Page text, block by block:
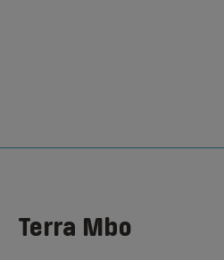
Terra Mbo